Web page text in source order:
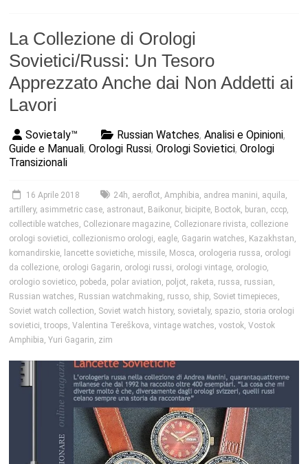
La Collezione di Orologi
Sovietici/Russi: Un Tesoro
Apprezzato Anche dai Non Addetti ai
Lavori
Sovietaly™ Russian Watches,Analisi e Opinioni,
Guide e Manuali,Orologi Russi,Orologi Sovietici,Orologi
Transizionali
16 Aprile 2018 24h, aeroflot,Amphibia, andrea manini, aquila,
artillery, asimmetric case, astronaut, Baikonur, bicipite, Boctok, buran, cccp,
collectible watches, Collezionare magazine, Collezionare rivista, collezione
orologi sovietici, collezionismo orologi, eagle, Gagarin watches, Kazakhstan,
komandirskie, lancette sovietiche, missile, Mosca, orologeria russa, orologi
da collezione, orologi Gagarin, orologi russi, orologi vintage, orologio,
orologio sovietico, pobeda, polar aviation, poljot, raketa, russa, russian,
Russian watches, Russian watchmaking, russo, ship, Soviet timepieces,
Soviet watch collection, Soviet watch history, sovietaly, spazio, storia orologi
sovietici,troops,Valentina Tereškova,vintage watches,vostok,Vostok
Amphibia,Yuri Gagarin, zim